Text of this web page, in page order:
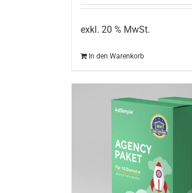
exkl. 20 % MwSt.
In den Warenkorb